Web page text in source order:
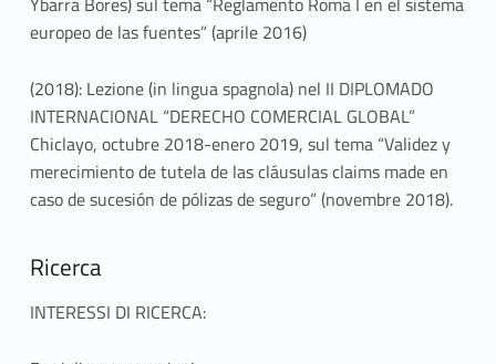
europeo de las fuentes” (aprile 2016)
(2018): Lezione (in lingua spagnola) nel II DIPLOMADO
INTERNACIONAL “DERECHO COMERCIAL GLOBAL”
Chiclayo, octubre 2018-enero 2019, sul tema “Validez y
merecimiento de tutela de las cláusulas claims made en
caso de sucesión de pólizas de seguro” (novembre 2018).
Ricerca
INTERESSI DI RICERCA: